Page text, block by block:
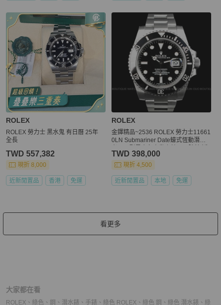
ROLEX
ROLEX 勞力士 黑水鬼 有日曆 25年
全長
TWD 557,382
現折 8,000
近新閒置品 香港 免運
ROLEX
金鐸精品~2536 ROLEX 勞力士11661
0LN Submariner Date蠔式恆動潛航
全新品
TWD 398,000
現折 4,500
近新閒置品 本地 免運
看更多
大家都在看
ROLEX 、 綠色 、 鋼 、 潛水錶 、 手錶 、 綠色 ROLEX 、 綠色 鋼 、 綠色 潛水錶 、 綠